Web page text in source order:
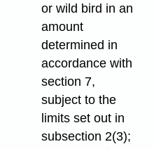
or wild bird in an
amount
determined in
accordance with
section 7,
subject to the
limits set out in
subsection 2(3);